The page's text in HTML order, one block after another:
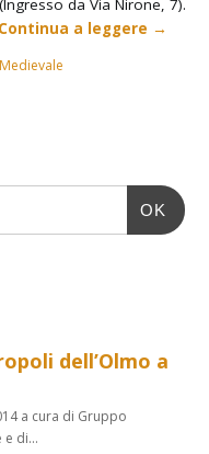
da Via Nirone, 7).
Continua a leggere →
OK